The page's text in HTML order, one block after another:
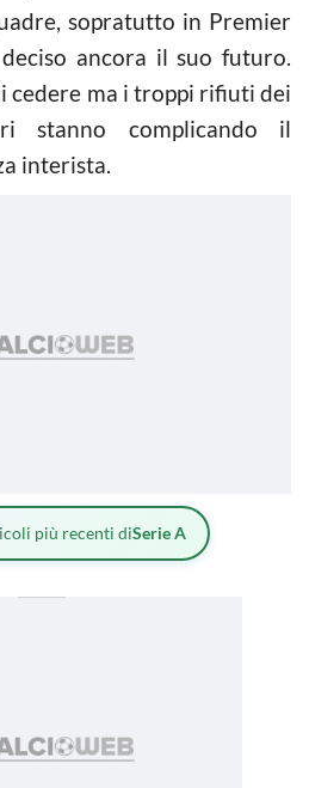
sopratutto in Premier
ancora il suo futuro.
cedere ma i troppi rifiuti dei
stanno complicando il
interista.
più recenti diSerie A